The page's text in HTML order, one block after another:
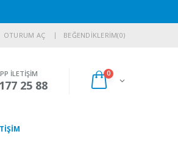
OTURUM AÇ BEĞENDİKLERİM(0)
İLETİŞİM
25 88
0